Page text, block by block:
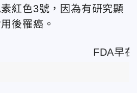
紅色3號，因為有研究顯
後罹癌。